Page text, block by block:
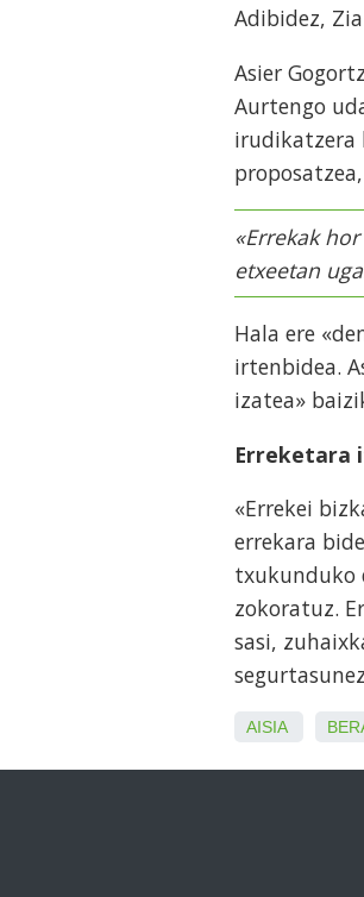
Adibidez,
Asier
Aurtengo
irudikatzera
«Errekak
etxeetan
Hala ere
irtenbidea.
izatea»
Erreketara
«Errekei
errekara
txukunduko
zokoratuz.
sasi,
AISIA